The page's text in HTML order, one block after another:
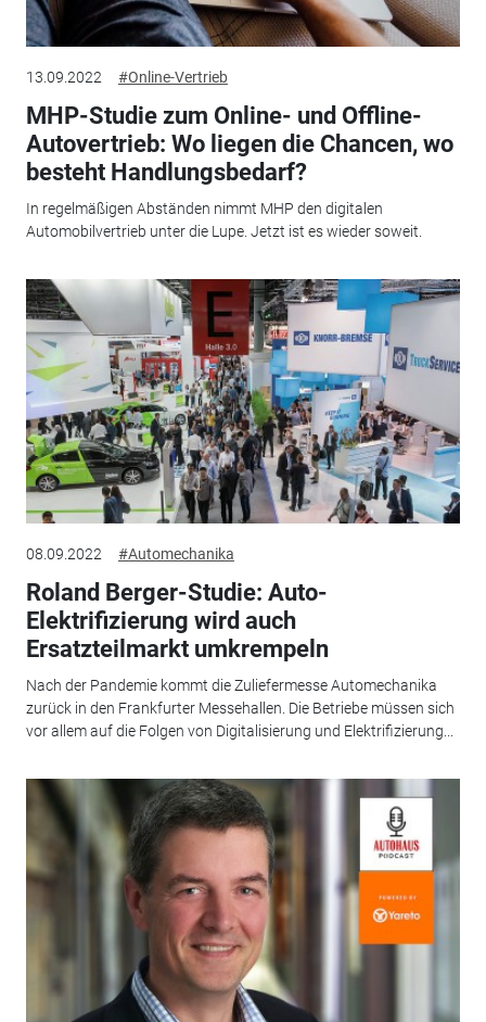
13.09.2022 #Online-Vertrieb
MHP-Studie zum Online- und Offline-
Autovertrieb: Wo liegen die Chancen, wo
besteht Handlungsbedarf?
In regelmäßigen Abständen nimmt MHP den digitalen
Automobilvertrieb unter die Lupe. Jetzt ist es wieder soweit.
08.09.2022 #Automechanika
Roland Berger-Studie: Auto-
Elektrifizierung wird auch
Ersatzteilmarkt umkrempeln
Nach der Pandemie kommt die Zuliefermesse Automechanika
zurück in den Frankfurter Messehallen. Die Betriebe müssen sich
vor allem auf die Folgen von Digitalisierung und Elektrifizierung...